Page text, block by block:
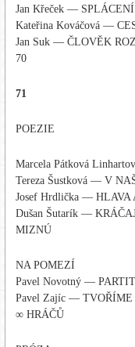
Jan Křeček —
Kateřina Kováčová —
Jan Suk — ČLOVĚK
70
71
POEZIE
Marcela Pátková
Tereza Šustková — V
Josef Hrdlička — HLAVA
Dušan Šutarík —
MIZNÚ
NA POMEZÍ
Pavel Novotný —
Pavel Zajíc — TVOŘÍME
∞ HRÁČŮ